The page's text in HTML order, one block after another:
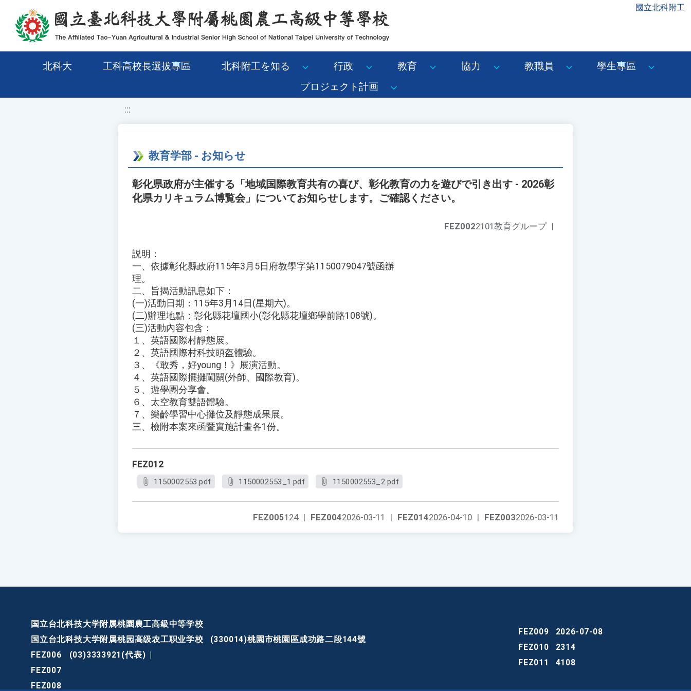
移至網頁之主要內容區位置 國立北科附工
北科大 工科高校長選拔專區 北科附工を知る 行政 教育 協力 教職員
學生專區
プロジェクト計画
:::
教育学部 - お知らせ
彰化県政府が主催する「地域国際教育共有の喜び、彰化教育の力を遊びで引き出す - 2026彰
化県カリキュラム博覧会」についてお知らせします。ご確認ください。
FEZ0022101教育グループ |
説明：
一、依據彰化縣政府115年3月5日府教學字第1150079047號函辦
理。
二、旨揭活動訊息如下：
(一)活動日期：115年3月14日(星期六)。
(二)辦理地點：彰化縣花壇國小(彰化縣花壇鄉學前路108號)。
(三)活動內容包含：
１、英語國際村靜態展。
２、英語國際村科技頭盔體驗。
３、《敢秀，好young！》展演活動。
４、英語國際擺攤闖關(外師、國際教育)。
５、遊學團分享會。
６、太空教育雙語體驗。
７、樂齡學習中心攤位及靜態成果展。
三、檢附本案來函暨實施計畫各1份。
FEZ012
1150002553.pdf 1150002553_1.pdf 1150002553_2.pdf
FEZ0032026-03-11
FEZ0142026-04-10 |
FEZ0042026-03-11 |
FEZ005124 |
国立台北科技大学附属桃園農工高級中等学校
国立台北科技大学附属桃园高级农工职业学校
(330014)桃園市桃園區成功路二段144號
FEZ006
(03)3333921(代表)
FEZ007
FEZ008
FEZ009
2026-07-08
FEZ010
2314
FEZ011
4108